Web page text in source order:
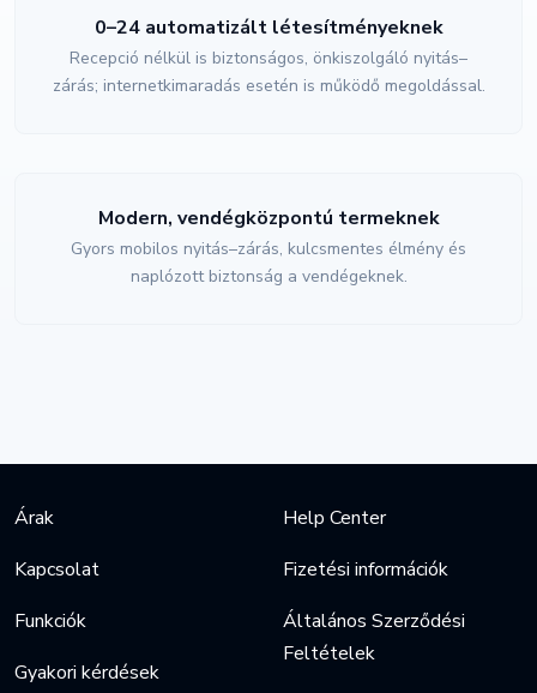
0–24 automatizált létesítményeknek
Recepció nélkül is biztonságos, önkiszolgáló nyitás–
zárás; internetkimaradás esetén is működő megoldással.
Modern, vendégközpontú termeknek
Gyors mobilos nyitás–zárás, kulcsmentes élmény és
naplózott biztonság a vendégeknek.
Árak
Kapcsolat
Funkciók
Gyakori kérdések
Help Center
Fizetési információk
Általános Szerződési
Feltételek